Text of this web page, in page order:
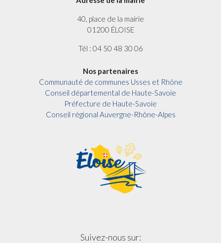
40, place de la mairie
01200 ÉLOISE
Tél : 04 50 48 30 06
Nos partenaires
Communauté de communes Usses et Rhône
Conseil départemental de Haute-Savoie
Préfecture de Haute-Savoie
Conseil régional Auvergne-Rhône-Alpes
Suivez-nous sur: